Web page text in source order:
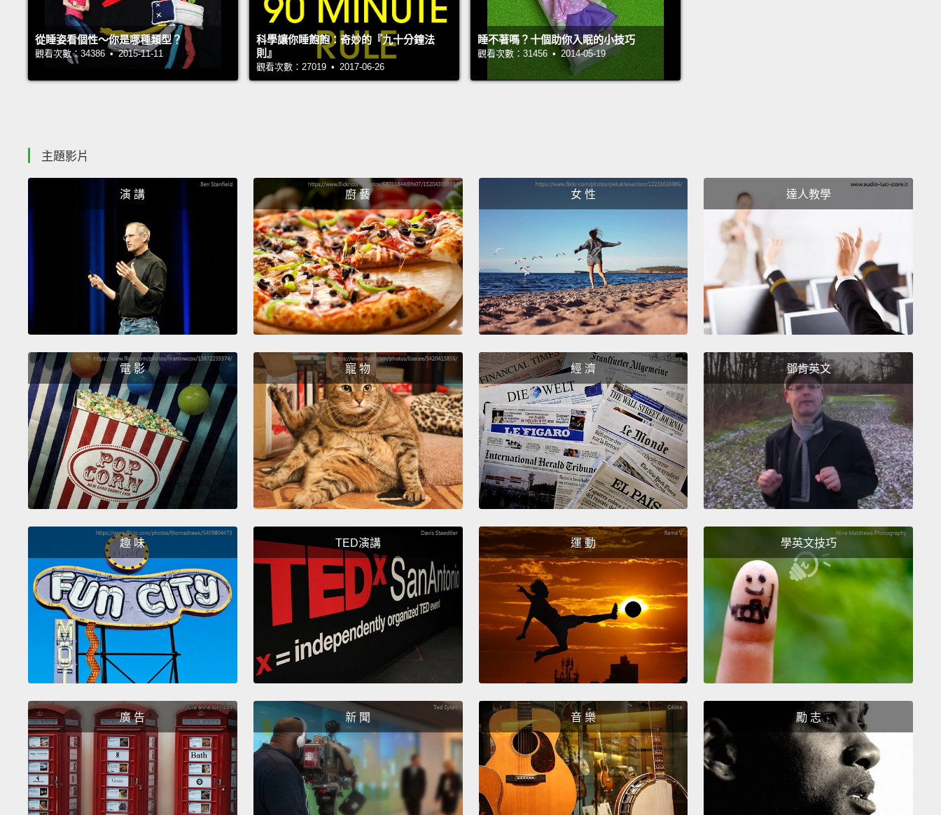
潔米：冷靜點。我在喝水，而且我甚至沒有靠近桌子。看見了
嗎？
金：那麼是誰打破了我的杯子？
潔米：呃，你看。是你打破的。你凌晨兩點的時候在廚房裡。
從睡姿看個性～你是哪種類型？
觀看次數：34386 • 2015-11-11
科學讓你睡飽飽：奇妙的『九十分鐘法
則』
觀看次數：27019 • 2017-06-26
睡不著嗎？十個助你入眠的小技巧
觀看次數：31456 • 2014-05-19
主題影片
演 講 廚 藝 女 性 達人教學
電 影 寵 物 經 濟 鄧肯英文
趣 味 TED演講 運 動 學英文技巧
廣 告 新 聞 音 樂 勵 志